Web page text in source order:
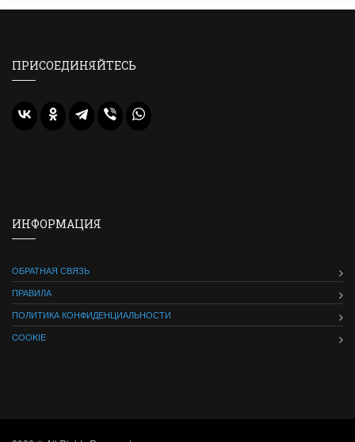
ПРИСОЕДИНЯЙТЕСЬ
ИНФОРМАЦИЯ
ОБРАТНАЯ СВЯЗЬ
ПРАВИЛА
ПОЛИТИКА КОНФИДЕНЦИАЛЬНОСТИ
COOKIE